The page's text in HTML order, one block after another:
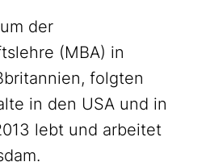
der
(MBA) in
folgten
in den USA und in
lebt und arbeitet